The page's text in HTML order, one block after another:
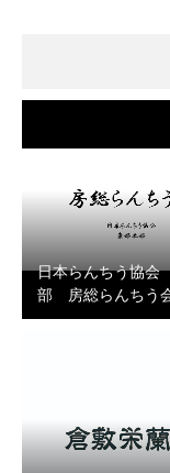
日本らんちう協
部 房総らんちう